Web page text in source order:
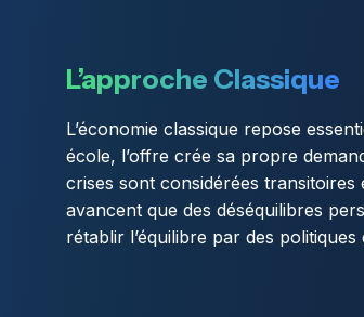
L’approche Classique
L’économie classique repose
école, l’offre crée sa propre
crises sont considérées transitoires
avancent que des déséquilibres
rétablir l’équilibre par des